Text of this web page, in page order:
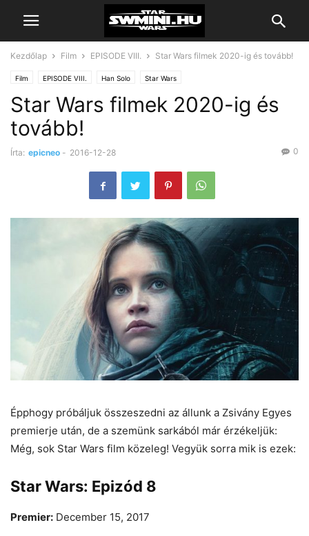
Kezdőlap Film EPISODE VIII. Star Wars filmek 2020-ig és tovább!
Film EPISODE VIII. Han Solo Star Wars
Star Wars filmek 2020-ig és
tovább!
Írta: epicneo - 2016-12-28 0
Épphogy próbáljuk összeszedni az állunk a Zsivány Egyes
premierje után, de a szemünk sarkából már érzékeljük:
Még, sok Star Wars film közeleg! Vegyük sorra mik is ezek:
Star Wars: Epizód 8
Premier: December 15, 2017